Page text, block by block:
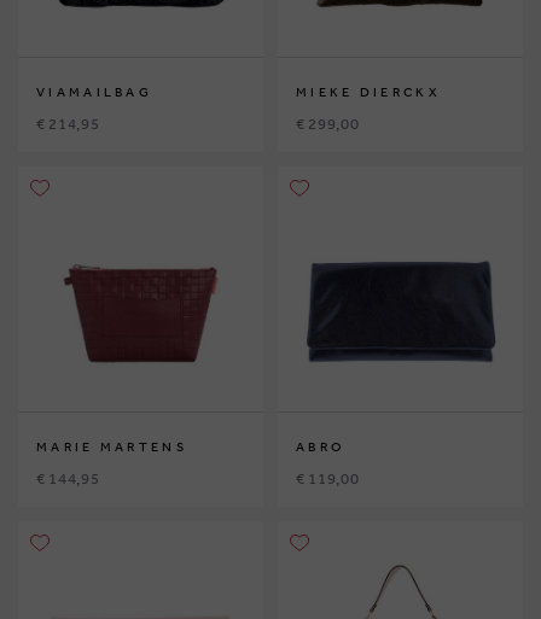
VIAMAILBAG
€ 214,95
MIEKE DIERCKX
€ 299,00
MARIE MARTENS
€ 144,95
ABRO
€ 119,00